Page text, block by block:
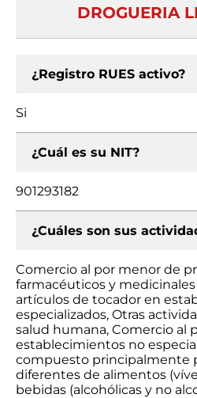
DROGUERIA
¿Registro RUES activo?
Si
¿Cuál es su NIT?
901293182
¿Cuáles son sus
Comercio al por menor de
farmacéuticos y
artículos de tocador en
especializados, Otras
salud humana, Comercio al
establecimientos no
compuesto principalmente
diferentes de alimentos
bebidas (alcohólicas y no